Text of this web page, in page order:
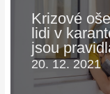
Krizové
lidi v
jsou
20. 12. 2021